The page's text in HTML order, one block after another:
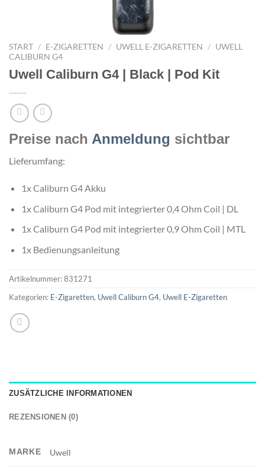
START / E-ZIGARETTEN / UWELL E-ZIGARETTEN / UWELL
CALIBURN G4
Uwell Caliburn G4 | Black | Pod Kit
Preise nach Anmeldung sichtbar
Lieferumfang:
1x Caliburn G4 Akku
1x Caliburn G4 Pod mit integrierter 0,4 Ohm Coil | DL
1x Caliburn G4 Pod mit integrierter 0,9 Ohm Coil | MTL
1x Bedienungsanleitung
Artikelnummer:831271
Kategorien: E-Zigaretten, Uwell Caliburn G4, Uwell E-Zigaretten
ZUSÄTZLICHE INFORMATIONEN
REZENSIONEN (0)
MARKE Uwell